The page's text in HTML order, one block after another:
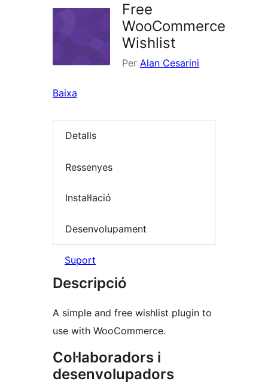
Free
WooCommerce
Wishlist
Per Alan Cesarini
Baixa
Detalls
Ressenyes
Instal·lació
Desenvolupament
Suport
Descripció
A simple and free wishlist plugin to
use with WooCommerce.
Col·laboradors i
desenvolupadors